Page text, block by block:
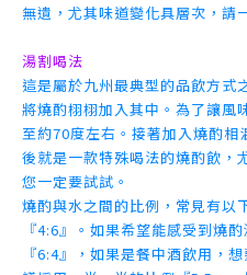
無遺，尤其味道變化具層次，請
湯割喝法
這是屬於九州最典型的品飲方式
將燒酌栩栩加入其中。為了讓風
至約70度左右。接著加入燒酌
後就是一款特殊喝法的燒酌飲，
您一定要試試。
燒酌與水之間的比例，常見有以
『4:6』。如果希望能感受到燒
『6:4』，如果是餐中酒飲用，